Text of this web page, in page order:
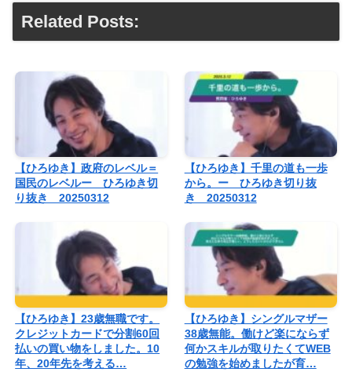
Related Posts:
【ひろゆき】政府のレベル＝
国民のレベルー ひろゆき切
り抜き 20250312
【ひろゆき】千里の道も一歩
から。ー ひろゆき切り抜
き 20250312
【ひろゆき】23歳無職です。
クレジットカードで分割60回
払いの買い物をしました。10
年、20年先を考える…
【ひろゆき】シングルマザー
38歳無能。働けど楽にならず
何かスキルが取りたくてWEB
の勉強を始めましたが育…